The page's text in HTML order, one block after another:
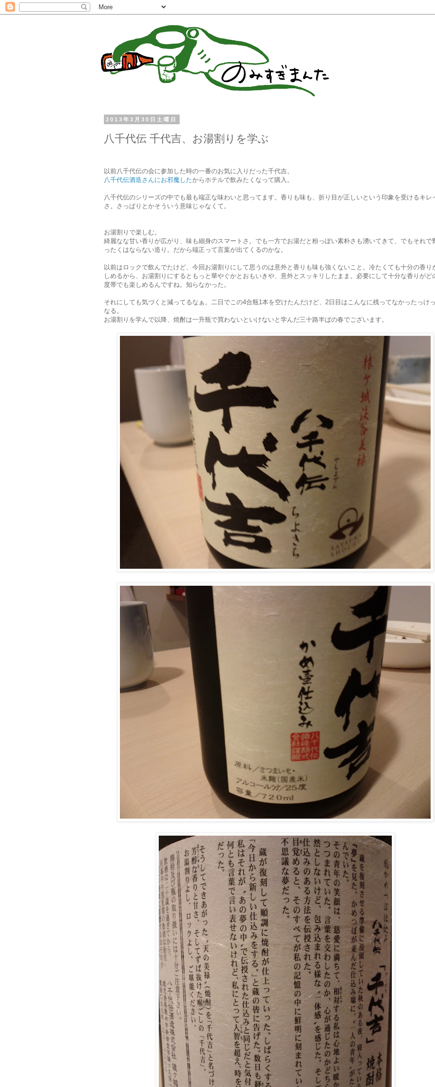
2013年3月30日土曜日
八千代伝 千代吉、お湯割りを学ぶ
以前八千代伝の会に参加した時の一番のお気に入りだった千代吉。
八千代伝酒造さんにお邪魔したからホテルで飲みたくなって購入。
八千代伝のシリーズの中でも最も端正な味わいと思ってます。香りも味も、折り目が正しいという印象を受けるキレ
さ。さっぱりとかそういう意味じゃなくて。
お湯割りで楽しむ。
綺麗なな甘い香りが広がり、味も細身のスマートさ。でも一方でお湯だと粉っぽい素朴さも湧いてきて、でもそれで
ったくはならない造り。だから端正って言葉が出てくるのかな。
以前はロックで飲んでたけど、今回お湯割りにして思うのは意外と香りも味も強くないこと。冷たくても十分の香り
しめるから、お湯割りにするともっと華やぐかとおもいきや、意外とスッキリしたまま。必要にして十分な香りがど
度帯でも楽しめるんですね。知らなかった。
それにしても気づくと減ってるなぁ。二日でこの4合瓶1本を空けたんだけど、2日目はこんなに残ってなかったっけ
なる。
お湯割りを学んで以降、焼酎は一升瓶で買わないといけないと学んだ三十路半ばの春でございます。